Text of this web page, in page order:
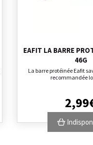
EAFIT LA BARRE
46G
La barre protéinée Eafit
recommandée
2,99